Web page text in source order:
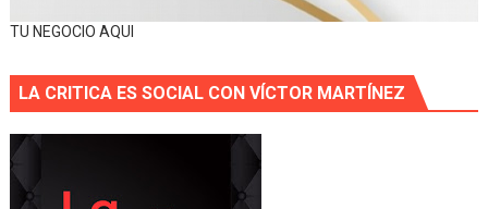
TU NEGOCIO AQUI
LA CRITICA ES SOCIAL CON VÍCTOR MARTÍNEZ